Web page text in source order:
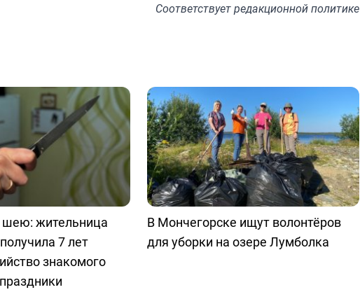
Соответствуетредакционной политике
жительница
7 лет
знакомого
В Мончегорске ищут волонтёров
для уборки на озере Лумболка